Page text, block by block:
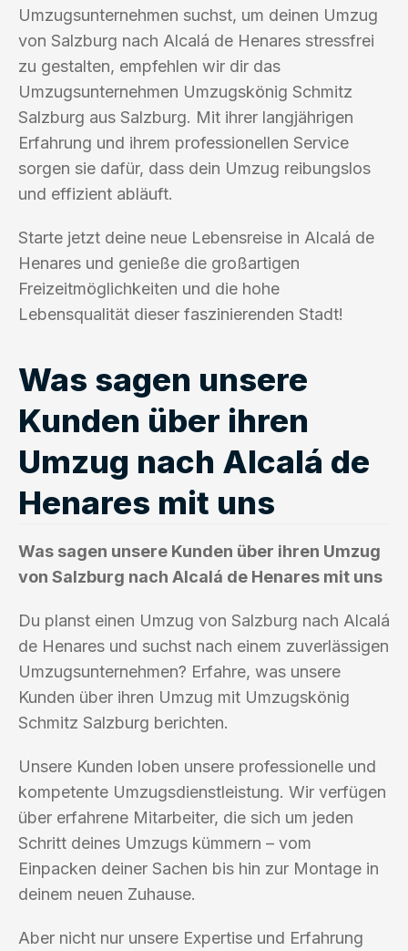
Umzugsunternehmen suchst, um deinen Umzug
von Salzburg nach Alcalá de Henares stressfrei
zu gestalten, empfehlen wir dir das
Umzugsunternehmen Umzugskönig Schmitz
Salzburg aus Salzburg. Mit ihrer langjährigen
Erfahrung und ihrem professionellen Service
sorgen sie dafür, dass dein Umzug reibungslos
und effizient abläuft.
Starte jetzt deine neue Lebensreise in Alcalá de
Henares und genieße die großartigen
Freizeitmöglichkeiten und die hohe
Lebensqualität dieser faszinierenden Stadt!
Was sagen unsere
Kunden über ihren
Umzug nach Alcalá de
Henares mit uns
Was sagen unsere Kunden über ihren Umzug
von Salzburg nach Alcalá de Henares mit uns
Du planst einen Umzug von Salzburg nach Alcalá
de Henares und suchst nach einem zuverlässigen
Umzugsunternehmen? Erfahre, was unsere
Kunden über ihren Umzug mit Umzugskönig
Schmitz Salzburg berichten.
Unsere Kunden loben unsere professionelle und
kompetente Umzugsdienstleistung. Wir verfügen
über erfahrene Mitarbeiter, die sich um jeden
Schritt deines Umzugs kümmern – vom
Einpacken deiner Sachen bis hin zur Montage in
deinem neuen Zuhause.
Aber nicht nur unsere Expertise und Erfahrung